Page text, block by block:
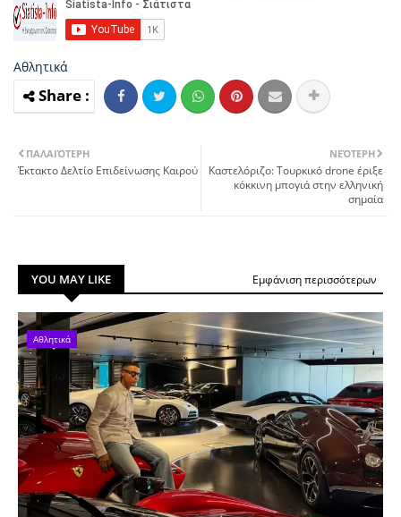
Αθλητικά
ΝΕΌΤΕΡΗ
Καστελόριζο: Τουρκικό drone έριξε
κόκκινη μπογιά στην ελληνική
σημαία
ΠΑΛΑΙΌΤΕΡΗ
Έκτακτο Δελτίο Επιδείνωσης Καιρού
YOU MAY LIKE Εμφάνιση περισσότερων
Αθλητικά